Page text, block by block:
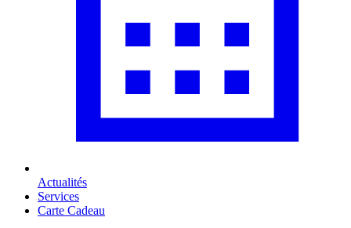
Actualités
Services
Carte Cadeau